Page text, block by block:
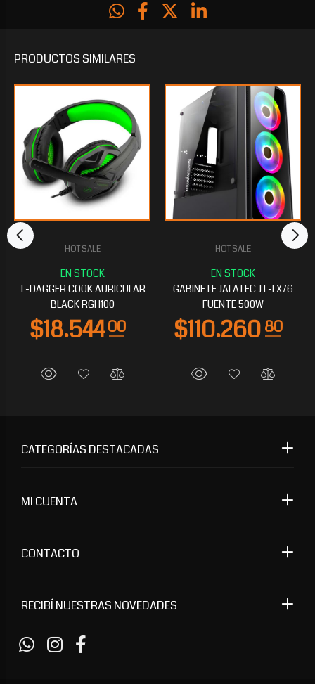
PRODUCTOSSIMILARES
HOT SALE
T-DAGGER COOK AURICULAR
BLACK RGH100
HOT SALE
GABINETE JALATEC JT-LX76
FUENTE 500W
CATEGORÍAS DESTACADAS
MI CUENTA
CONTACTO
RECIBÍ NUESTRAS NOVEDADES